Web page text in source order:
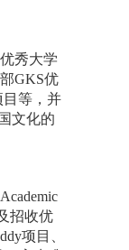
秀大学
GKS优
目等，并
文化的
招收优
项目、